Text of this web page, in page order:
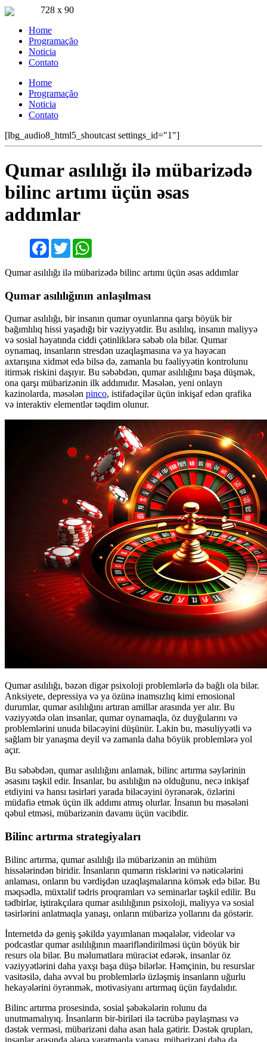
728 x 90
Home
Programação
Noticia
Contato
Home
Programação
Noticia
Contato
[lbg_audio8_html5_shoutcast settings_id="1"]
Qumar asılılığı ilə mübarizədə
bilinc artımı üçün əsas
addımlar
Facebook
Twitter
Qumar asılılığı ilə mübarizədə bilinc artımı üçün əsas addımlar
Qumar asılılığının anlaşılması
Qumar asılılığı, bir insanın qumar oyunlarına qarşı böyük bir
bağımlılıq hissi yaşadığı bir vəziyyətdir. Bu asılılıq, insanın maliyyə
və sosial həyatında ciddi çətinliklərə səbəb ola bilər. Qumar
oynamaq, insanların stresdən uzaqlaşmasına və ya həyəcan
axtarışına xidmət edə bilsə də, zamanla bu fəaliyyətin kontrolunu
itirmək riskini daşıyır. Bu səbəbdən, qumar asılılığını başa düşmək,
ona qarşı mübarizənin ilk addımıdır. Məsələn, yeni onlayn
kazinolarda, məsələn pinco, istifadəçilər üçün inkişaf edən qrafika
və interaktiv elementlər təqdim olunur.
Qumar asılılığı, bəzən digər psixoloji problemlərlə də bağlı ola bilər.
Anksiyete, depressiya və ya özünə inamsızlıq kimi emosional
durumlar, qumar asılılığını artıran amillər arasında yer alır. Bu
vəziyyətdə olan insanlar, qumar oynamaqla, öz duyğularını və
problemlərini unuda biləcəyini düşünür. Lakin bu, məsuliyyətli və
sağlam bir yanaşma deyil və zamanla daha böyük problemlərə yol
açır.
Bu səbəbdən, qumar asılılığını anlamak, bilinc artırma səylərinin
əsasını təşkil edir. İnsanlar, bu asılılığın nə olduğunu, necə inkişaf
etdiyini və hansı təsirləri yarada biləcəyini öyrənərək, özlərini
müdafiə etmək üçün ilk addımı atmış olurlar. İnsanın bu məsələni
qəbul etməsi, mübarizənin davamı üçün vacibdir.
Bilinc artırma strategiyaları
Bilinc artırma, qumar asılılığı ilə mübarizənin ən mühüm
hissələrindən biridir. İnsanların qumarın risklərini və nəticələrini
anlaması, onların bu vərdişdən uzaqlaşmalarına kömək edə bilər. Bu
məqsədlə, müxtəlif tədris proqramları və seminarlar təşkil edilir. Bu
tədbirlər, iştirakçılara qumar asılılığının psixoloji, maliyyə və sosial
təsirlərini anlatmaqla yanaşı, onların mübarizə yollarını da göstərir.
İnternetdə də geniş şəkildə yayımlanan məqalələr, videolar və
podcastlar qumar asılılığının maarifləndirilməsi üçün böyük bir
resurs ola bilər. Bu məlumatlara müraciət edərək, insanlar öz
vəziyyətlərini daha yaxşı başa düşə bilərlər. Həmçinin, bu resurslar
vasitəsilə, daha əvvəl bu problemlərlə üzləşmiş insanların uğurlu
hekayələrini öyrənmək, motivasiyanı artırmaq üçün faydalıdır.
Bilinc artırma prosesində, sosial şəbəkələrin rolunu da
unutmamalıyıq. İnsanların bir-biriləri ilə təcrübə paylaşması və
dəstək verməsi, mübarizəni daha asan hala gətirir. Dəstək qrupları,
insanlar arasında əlaqə yaratmaqla yanaşı, mübarizəni daha da